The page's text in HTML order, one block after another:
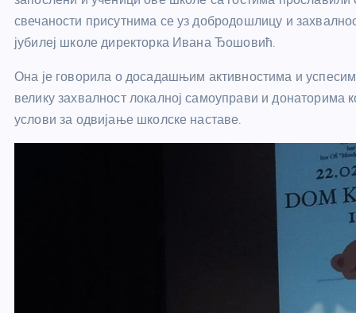
свечаности присутнима се уз добродошлицу и
јубилеј школе директорка Ивана Ђошовић.
Она је говорила о досадашњим активностима и
велику захвалност локалној самоуправи и
услови за одвијање школске наставе.